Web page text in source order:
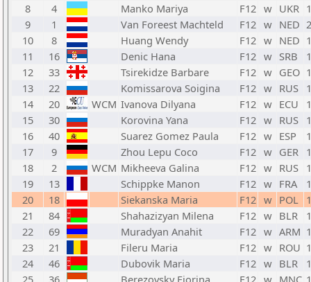
8
4 Manko Mariya F12 w UKR
9
1 Van Foreest Machteld F12 w NED
10
8 Huang Wendy F12 w NED
11
16 Denic Hana F12 w SRB
12
33 Tsirekidze Barbare F12 w GEO
13
22 Komissarova Soigina F12 w RUS
14
20 WCM Ivanova Dilyana F12 w ECU
15
30 Korovina Yana F12 w RUS
16
40 Suarez Gomez Paula F12 w ESP
17
9 Zhou Lepu Coco F12 w GER
18
2 WCM Mikheeva Galina F12 w RUS
19
13 Schippke Manon F12 w FRA
20
18 Siekanska Maria F12 w POL
21
84 Shahazizyan Milena F12 w BLR
22
69 Muradyan Anahit F12 w ARM
23
21 Fileru Maria F12 w ROU
24
46 Dubovik Maria F12 w BLR
25
36 Berezovsky Fiorina F12 w MNC